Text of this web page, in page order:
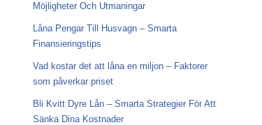
Möjligheter Och Utmaningar
Låna Pengar Till Husvagn – Smarta
Finansieringstips
Vad kostar det att låna en miljon – Faktorer
som påverkar priset
Bli Kvitt Dyre Lån – Smarta Strategier För Att
Sänka Dina Kostnader